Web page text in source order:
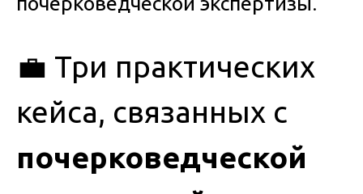
💼 Три практических
кейса, связанных с
почерковедческой